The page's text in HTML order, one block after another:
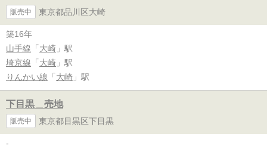
販売中 東京都品川区大崎
築16年
山手線 「 大崎 」駅
埼京線 「 大崎 」駅
りんかい線 「 大崎 」駅
下目黒＿売地
販売中 東京都目黒区下目黒
-